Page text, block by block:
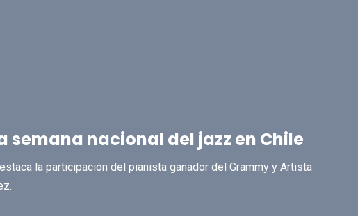
semana nacional del jazz en Chile
la participación del pianista ganador del Grammy y Artista